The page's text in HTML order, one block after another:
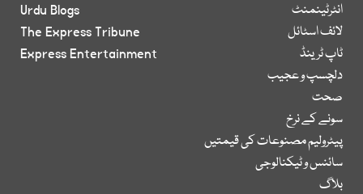
انٹرٹینمنٹ
لائف اسٹائل
ٹاپ ٹرینڈ
دلچسپ و عجیب
صحت
سونے کے نرخ
پیٹرولیم مصنوعات کی قیمتیں
سائنس و ٹیکنالوجی
بلاگ
Urdu Blogs
The Express Tribune
Express Entertainment